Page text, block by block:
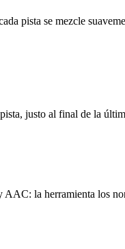
pista se mezcle
justo al final de la
la herramienta los